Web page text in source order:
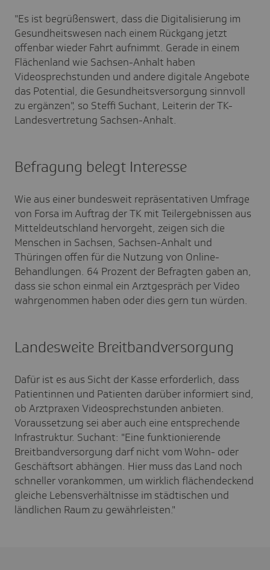
"Es ist begrüßenswert, dass die Digitalisierung im
Gesundheitswesen nach einem Rückgang jetzt
offenbar wieder Fahrt aufnimmt. Gerade in einem
Flächenland wie Sachsen-Anhalt haben
Videosprechstunden und andere digitale Angebote
das Potential, die Gesundheitsversorgung sinnvoll
zu ergänzen", so Steffi Suchant, Leiterin der TK-
Landesvertretung Sachsen-Anhalt.
Befragung belegt Interesse
Wie aus einer bundesweit repräsentativen Umfrage
von Forsa im Auftrag der TK mit Teilergebnissen aus
Mitteldeutschland hervorgeht, zeigen sich die
Menschen in Sachsen, Sachsen-Anhalt und
Thüringen offen für die Nutzung von Online-
Behandlungen. 64 Prozent der Befragten gaben an,
dass sie schon einmal ein Arztgespräch per Video
wahrgenommen haben oder dies gern tun würden.
Landesweite Breitbandversorgung
Dafür ist es aus Sicht der Kasse erforderlich, dass
Patientinnen und Patienten darüber informiert sind,
ob Arztpraxen Videosprechstunden anbieten.
Voraussetzung sei aber auch eine entsprechende
Infrastruktur. Suchant: "Eine funktionierende
Breitbandversorgung darf nicht vom Wohn- oder
Geschäftsort abhängen. Hier muss das Land noch
schneller vorankommen, um wirklich flächendeckend
gleiche Lebensverhältnisse im städtischen und
ländlichen Raum zu gewährleisten."